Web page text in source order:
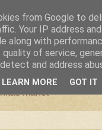
manet
from Google to
Your IP address
along with
of service,
and address
LEARN MORE GOT IT